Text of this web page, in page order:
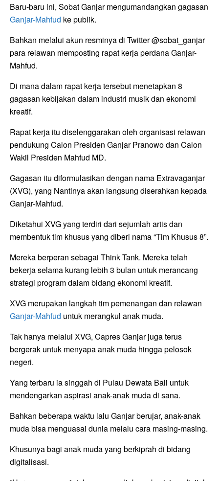
Baru-baru ini, Sobat Ganjar mengumandangkan gagasan
Ganjar-Mahfud ke publik.
Bahkan melalui akun resminya di Twitter @sobat_ganjar
para relawan memposting rapat kerja perdana Ganjar-
Mahfud.
Di mana dalam rapat kerja tersebut menetapkan 8
gagasan kebijakan dalam industri musik dan ekonomi
kreatif.
Rapat kerja itu diselenggarakan oleh organisasi relawan
pendukung Calon Presiden Ganjar Pranowo dan Calon
Wakil Presiden Mahfud MD.
Gagasan itu diformulasikan dengan nama Extravaganjar
(XVG), yang Nantinya akan langsung diserahkan kepada
Ganjar-Mahfud.
Diketahui XVG yang terdiri dari sejumlah artis dan
membentuk tim khusus yang diberi nama “Tim Khusus 8”.
Mereka berperan sebagai Think Tank. Mereka telah
bekerja selama kurang lebih 3 bulan untuk merancang
strategi program dalam bidang ekonomi kreatif.
XVG merupakan langkah tim pemenangan dan relawan
Ganjar-Mahfud untuk merangkul anak muda.
Tak hanya melalui XVG, Capres Ganjar juga terus
bergerak untuk menyapa anak muda hingga pelosok
negeri.
Yang terbaru ia singgah di Pulau Dewata Bali untuk
mendengarkan aspirasi anak-anak muda di sana.
Bahkan beberapa waktu lalu Ganjar berujar, anak-anak
muda bisa menguasai dunia melalu cara masing-masing.
Khusunya bagi anak muda yang berkiprah di bidang
digitalisasi.